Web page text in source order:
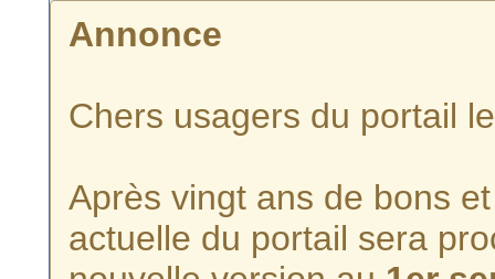
Annonce
Chers usagers du portail
Après vingt ans de bons
actuelle du portail sera